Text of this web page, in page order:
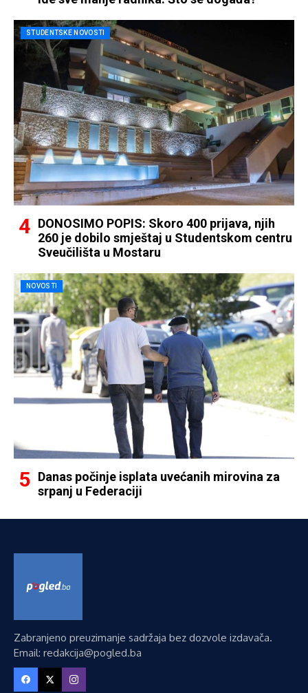
STUDENTSKE NOVOSTI
DONOSIMO POPIS: Skoro 400 prijava, njih
260 je dobilo smještaj u Studentskom centru
Sveučilišta u Mostaru
NOVOSTI
Danas počinje isplata uvećanih mirovina za
srpanj u Federaciji
Zabranjeno preuzimanje sadržaja bez dozvole izdavača.
Email: redakcija@pogled.ba